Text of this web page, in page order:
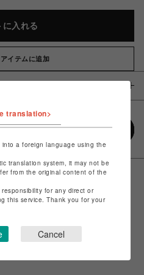
に入れる
イテムに追加
translation>
a foreign language using the
translation system, it may not be
from the original content of the
for any direct or
this service. Thank you for your
Cancel